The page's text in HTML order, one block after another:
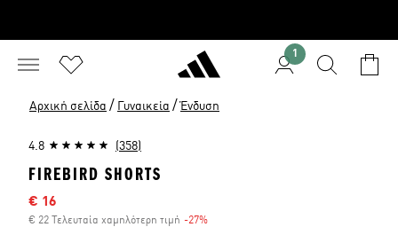
1
Αρχική σελίδα / Γυναικεία / Ένδυση
4.8 (358)
FIREBIRD SHORTS
Τιμή έκπτωσης
€ 16
€ 22 Τελευταία χαμηλότερη τιμή -27%